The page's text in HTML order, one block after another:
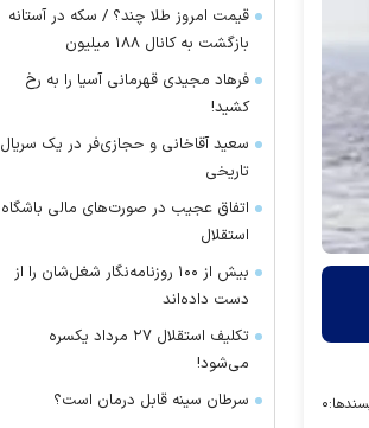
۰
قیمت امروز طلا چند؟ / سکه در آستانه
بازگشت به کانال ۱۸۸ میلیون
فرهاد مجیدی قهرمانی آسیا را به رخ
کشید!
سعید آقاخانی و حجازی‌فر در یک سریال
تاریخی
اتفاق عجیب در صورت‌های مالی باشگاه
استقلال
بیش از ۱۰۰ روزنامه‌نگار شغل‌شان را از
دست داده‌اند
تکلیف استقلال ۲۷ مرداد یکسره
می‌شود!
سرطان سینه قابل درمان است؟